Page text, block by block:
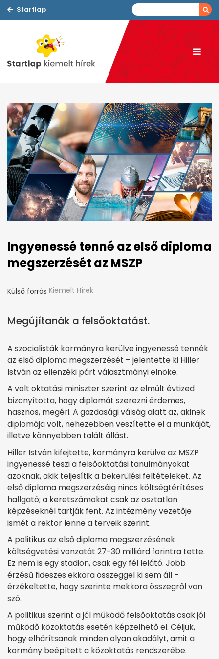
Startlap
Ingyenessé tenné az első diploma
megszerzését az MSZP
Külső forrás Kiemelt Hírek
Megújítanák a felsőoktatást.
A szocialisták kormányra kerülve ingyenessé tennék
az első diploma megszerzését – jelentette ki Hiller
István az ellenzéki párt választmányi elnöke.
A volt oktatási miniszter szerint az elmúlt évtized
bizonyította, hogy diplomát szerezni érdemes,
hasznos, megéri. A gazdasági válság alatt az, akinek
diplomája volt, nehezebben veszítette el a munkáját,
illetve könnyebben talált állást.
Hiller István kifejtette, kormányra kerülve az MSZP
ingyenessé teszi a felsőoktatási tanulmányokat
azoknak, akik teljesítik a bekerülési feltételeket. Az
első diploma megszerzéséig nincs költségtérítéses
hallgató; a keretszámokat csak az osztatlan
képzéseknél tartják fent. Az intézmény vezetője
ismét a rektor lenne a terveik szerint.
A politikus az első diploma megszerzésének
költségvetési vonzatát 27-30 milliárd forintra tette.
Ez nem is egy stadion, csak egy fél lelátó. Jobb
érzésű fideszes ekkora összeggel ki sem áll –
érzékeltette, hogy szerinte mekkora összegről van
szó.
A politikus szerint a jól működő felsőoktatás csak jól
működő közoktatás esetén képzelhető el. Céljuk,
hogy elhárítsanak minden olyan akadályt, amit a
kormány beépített a közoktatás rendszerébe.